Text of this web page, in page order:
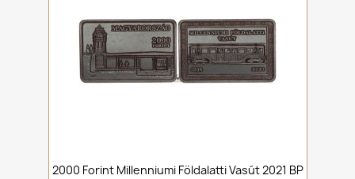
2000 Forint Millenniumi Földalatti Vasút 2021 BP